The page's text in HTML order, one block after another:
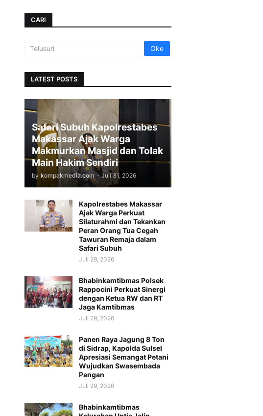
CARI
LATEST POSTS
Safari Subuh Kapolrestabes
Makassar Ajak Warga
Makmurkan Masjid dan Tolak
Main Hakim Sendiri
by kompakmedia.com - Juli 31, 2026
Kapolrestabes Makassar
Ajak Warga Perkuat
Silaturahmi dan Tekankan
Peran Orang Tua Cegah
Tawuran Remaja dalam
Safari Subuh
Juli 29, 2026
Bhabinkamtibmas Polsek
Rappocini Perkuat Sinergi
dengan Ketua RW dan RT
Jaga Kamtibmas
Juli 29, 2026
Panen Raya Jagung 8 Ton
di Sidrap, Kapolda Sulsel
Apresiasi Semangat Petani
Wujudkan Swasembada
Pangan
Juli 29, 2026
Bhabinkamtibmas